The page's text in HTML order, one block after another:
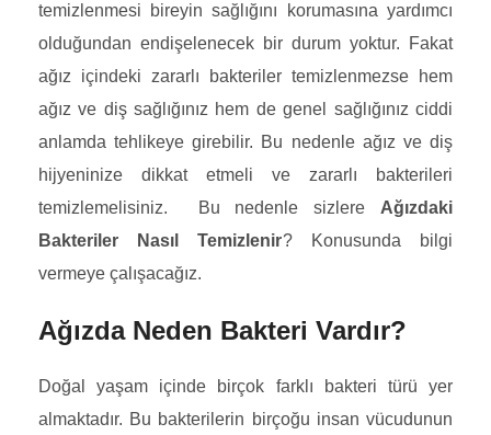
temizlenmesi bireyin sağlığını korumasına yardımcı
olduğundan endişelenecek bir durum yoktur. Fakat
ağız içindeki zararlı bakteriler temizlenmezse hem
ağız ve diş sağlığınız hem de genel sağlığınız ciddi
anlamda tehlikeye girebilir. Bu nedenle ağız ve diş
hijyeninize dikkat etmeli ve zararlı bakterileri
temizlemelisiniz. Bu nedenle sizlere Ağızdaki
Bakteriler Nasıl Temizlenir? Konusunda bilgi
vermeye çalışacağız.
Ağızda Neden Bakteri Vardır?
Doğal yaşam içinde birçok farklı bakteri türü yer
almaktadır. Bu bakterilerin birçoğu insan vücudunun